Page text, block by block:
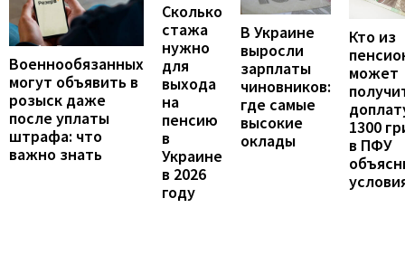
Военнообязанных
могут объявить в
розыск даже
после уплаты
штрафа: что
важно знать
Сколько
стажа
нужно
для
выхода
на
пенсию
в
Украине
в 2026
году
В Украине
выросли
зарплаты
чиновников:
где самые
высокие
оклады
Кто из
может
1300
в ПФУ